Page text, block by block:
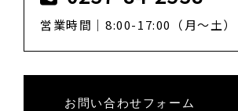
営業時間｜8:00-17:00（月～土）
お問い合わせフォーム